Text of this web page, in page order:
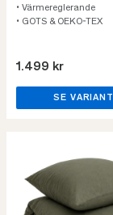
• Värmereglerande
• GOTS & OEKO-TEX
1.499 kr
SE